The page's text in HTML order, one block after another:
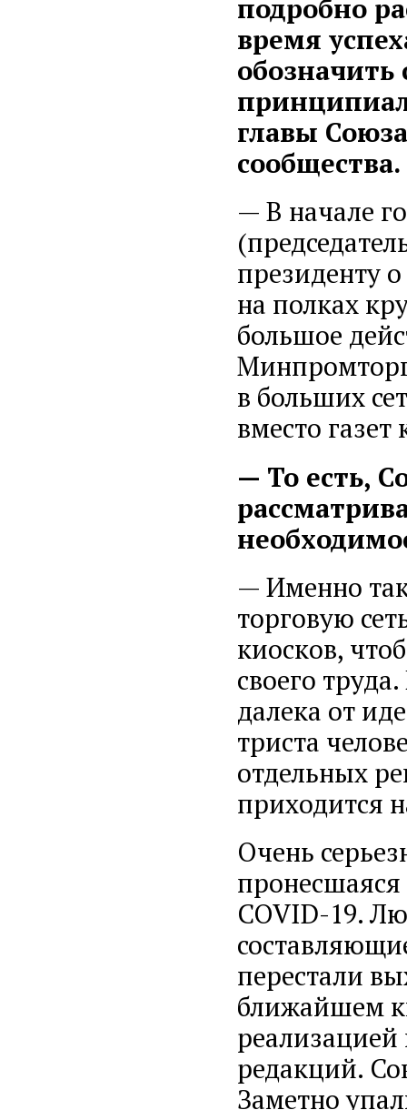
подробно
время
главы
сообщества.
— В начале
президенту
на полках
большое
в больших
вместо
— То есть,
— Именно
торговую
киосков,
своего
далека от
триста
отдельных
приходится
Очень
пронесшаяся
COVID-19.
перестали
ближайшем
редакций.
Заметно